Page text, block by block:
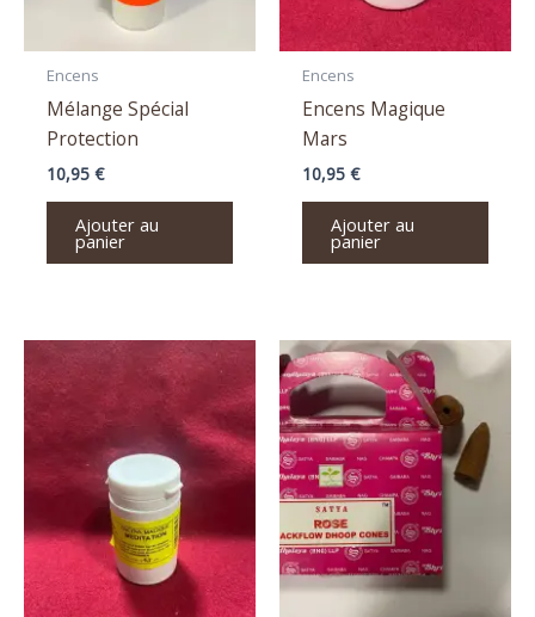
Encens
Mélange Spécial
Protection
10,95 €
Ajouter au
panier
Encens
Encens Magique
Mars
10,95 €
Ajouter au
panier